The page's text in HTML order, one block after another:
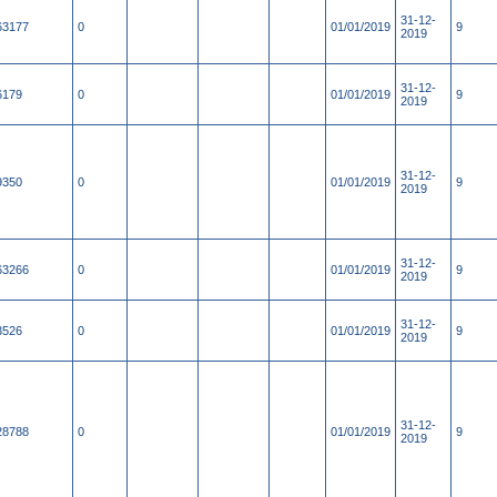
0 01/01/2019
31-12-
2019
9
0 01/01/2019
31-12-
2019
9
0 01/01/2019
31-12-
2019
9
0 01/01/2019
31-12-
2019
9
0 01/01/2019
31-12-
2019
9
0 01/01/2019
31-12-
2019
9